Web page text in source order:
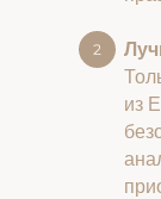
из